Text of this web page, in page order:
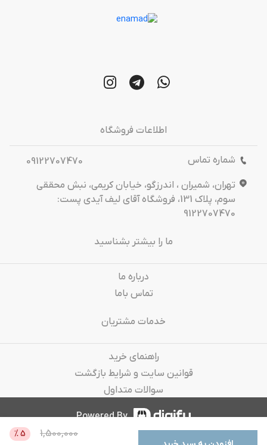
1,500,000
5
%
اطلاعات فروشگاه
شماره تماس
09122707470
تهران، شمیران ، اندرزگو، خیابان کریمی، نبش محققی
سوم، پلاک 131، فروشگاه آقای لیف آیدی پست:
9122707470
ما را بیشتر بشناسید
درباره‌ ما
تماس باما
خدمات مشتریان
راهنمای خرید
قوانین سایت و شرایط بازگشت
سوالات متداول
Powered By